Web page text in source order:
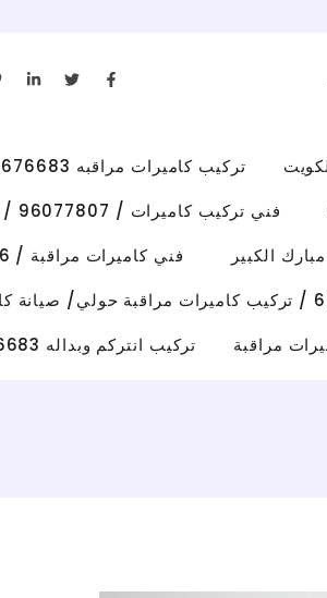
F
a
o
k
f
T
w
r
L
i
i
n
i
تركيب كاميرات مراقبه 67676683 رقم فني كاميرات مراقبه الكويت
فني تركيب كاميرات / 96077807 / تركيب كاميرات الاحمدي
فني كاميرات مراقبة / 50383036 / تركيب كاميرات الفروانية
تركيب انتركم وبداله 67676683 فني تصليح انتركم وكاميرات